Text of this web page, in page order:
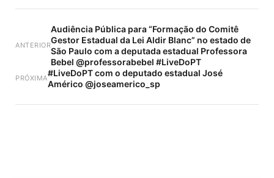
ANTERIOR
Audiência Pública para “Formação do Comitê
Gestor Estadual da Lei Aldir Blanc” no estado de
São Paulo com a deputada estadual Professora
Bebel @professorabebel #LiveDoPT
PRÓXIMA#LiveDoPT com o deputado estadual José
Américo @joseamerico_sp